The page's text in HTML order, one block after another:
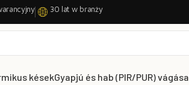
30 lat w branży
késekGyapjú és hab (PIR/PUR) vágása